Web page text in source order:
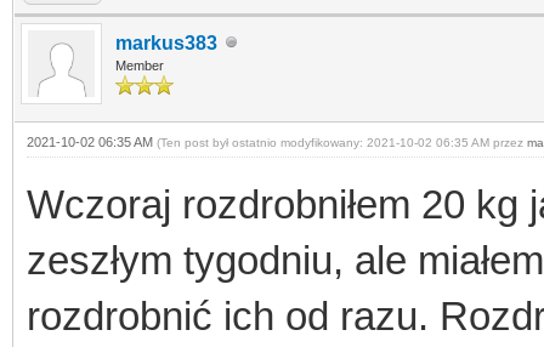
markus383
Member
2021-10-02 06:35 AM (Ten post był ostatnio modyfikowany: 2021-10-02 06:35 AM przez
Wczoraj rozdrobniłem 20 kg
zeszłym tygodniu, ale
rozdrobnić ich od razu.